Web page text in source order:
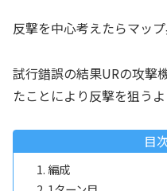
反撃を中心考えたらマッ
試行錯誤の結果URの攻撃
たことにより反撃を狙う
目
編成